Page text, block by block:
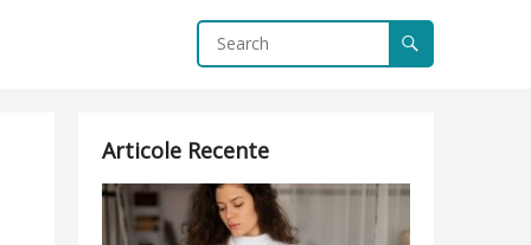
Articole Recente